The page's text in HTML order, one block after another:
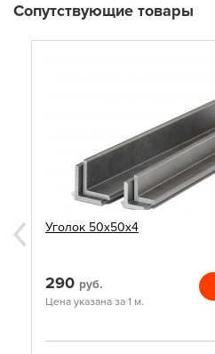
Сопутствующие товары
Уголок 50х50х4
290 руб.
Цена указана за 1 м.